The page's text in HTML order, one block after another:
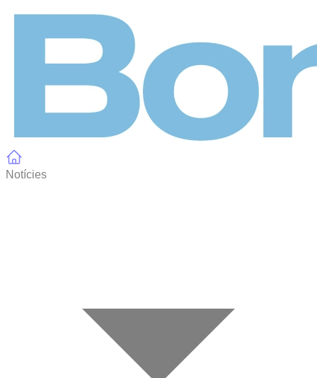
Notícies